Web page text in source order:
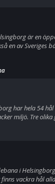
är en
en av Sveriges
har hela 54
miljö. Tre
i
vackra hål